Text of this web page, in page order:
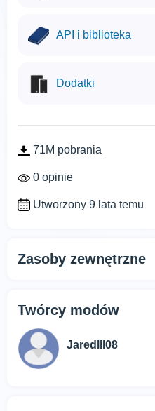
API i biblioteka
Dodatki
71M pobrania
0 opinie
Utworzony 9 lata temu
Zasoby zewnętrzne
Twórcy modów
Jaredlll08